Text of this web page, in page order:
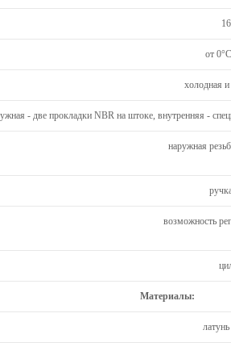
от
холодная
- две прокладки NBR на штоке, внутренняя -
наружная
возможность
Материалы: